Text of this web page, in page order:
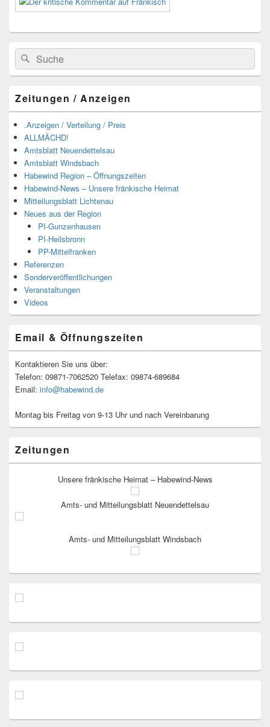
Suchen
nach:
Suchen
Zeitungen / Anzeigen
.Anzeigen / Verteilung / Preis
ALLMÄCHD!
Amtsblatt Neuendettelsau
Amtsblatt Windsbach
Habewind Region – Öffnungszeiten
Habewind-News – Unsere fränkische Heimat
Mitteilungsblatt Lichtenau
Neues aus der Region
PI-Gunzenhausen
PI-Heilsbronn
PP-Mittelfranken
Referenzen
Sonderveröffentlichungen
Veranstaltungen
Videos
Email & Öffnungszeiten
Kontaktieren Sie uns über:
Telefon: 09871-7062520 Telefax: 09874-689684
Email: info@habewind.de
Montag bis Freitag von 9-13 Uhr und nach Vereinbarung
Zeitungen
Unsere fränkische Heimat – Habewind-News
Amts- und Mitteilungsblatt Neuendettelsau
Amts- und Mitteilungsblatt Windsbach